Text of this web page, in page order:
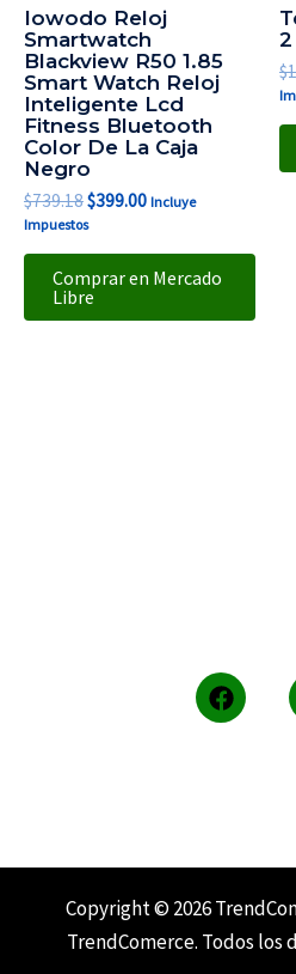
Iowodo Reloj
Smartwatch
Blackview R50 1.85
Smart Watch Reloj
Inteligente Lcd
Fitness Bluetooth
Color De La Caja
Negro
$739.18$399.00 Incluye
Impuestos
Comprar en Mercado
Libre
2
$
F
a
k
Copyright © 2026
TrendComerce. Todos los